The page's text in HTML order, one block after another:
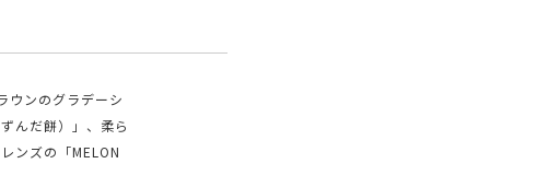
ウンのグラデーシ
んだ餅）」、柔ら
ンズの「MELON